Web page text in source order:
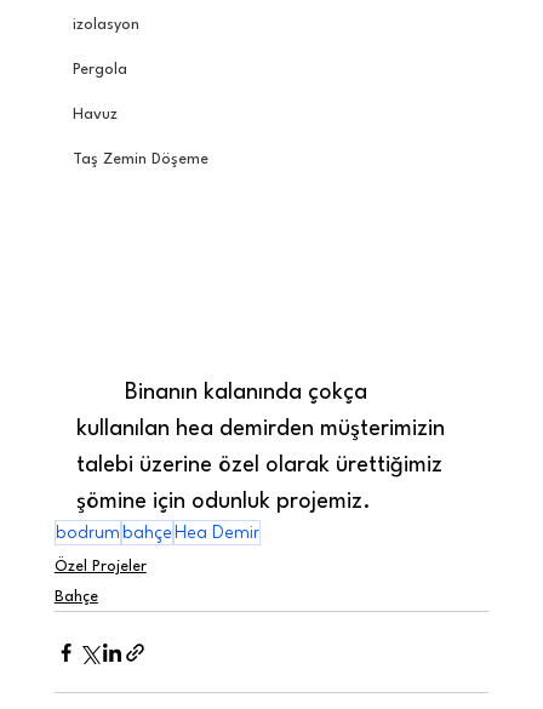
izolasyon
Pergola
Havuz
Taş Zemin Döşeme
kullanılan hea demirden müşterimizin
talebi üzerine özel olarak ürettiğimiz
şömine için odunluk projemiz.
bodrumbahçeHea Demir
Özel Projeler
Bahçe